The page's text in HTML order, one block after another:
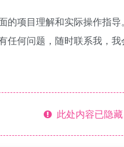
的项目理解和实际操作指
任何问题，随时联系我，
此处内容已隐